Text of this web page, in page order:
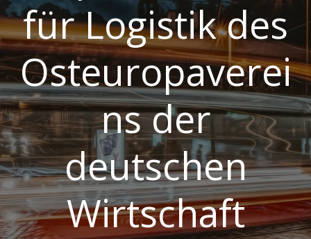
für Logistik des
Osteuropaverei
ns der
deutschen
Wirtschaft